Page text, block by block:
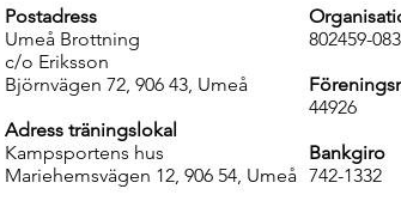
Postadress
Umeå Brottning
c/o Eriksson
Björnvägen 72, 906 43, Umeå
Adress träningslokal
Kampsportens hus
Mariehemsvägen 12, 906 54, Umeå
802459-
44926
Bankgiro
742-1332